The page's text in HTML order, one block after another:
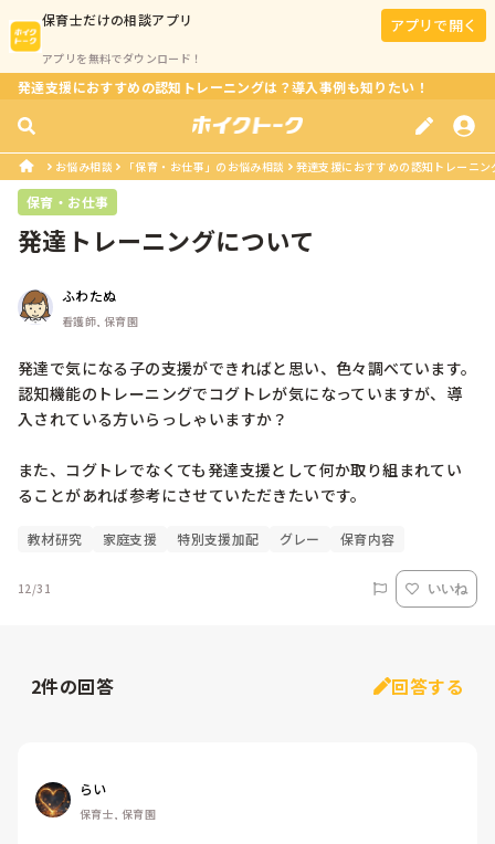
保育士だけの相談アプリ
アプリを無料でダウンロード！
アプリで開く
発達支援におすすめの認知トレーニングは？導入事例も知りたい！
お悩み相談 「保育・お仕事」のお悩み相談 発達支援におすすめの認知トレーニ
保育・お仕事
発達トレーニングについて
ふわたぬ
看護師, 保育園
発達で気になる子の支援ができればと思い、色々調べています。
認知機能のトレーニングでコグトレが気になっていますが、導
入されている方いらっしゃいますか？
また、コグトレでなくても発達支援として何か取り組まれてい
ることがあれば参考にさせていただきたいです。
教材研究 家庭支援 特別支援加配 グレー 保育内容
12/31 いいね
2件の回答 回答する
らい
保育士, 保育園